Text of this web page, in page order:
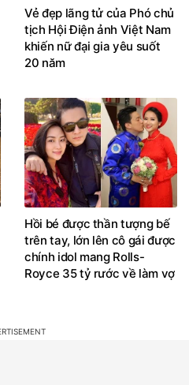
Vẻ đẹp lãng tử của Phó chủ
tịch Hội Điện ảnh Việt Nam
khiến nữ đại gia yêu suốt
20 năm
Hồi bé được thần tượng bế
trên tay, lớn lên cô gái được
chính idol mang Rolls-
Royce 35 tỷ rước về làm vợ